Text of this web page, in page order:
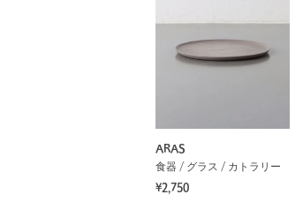
ARAS
食器 / グラス / カトラリー
¥2,750